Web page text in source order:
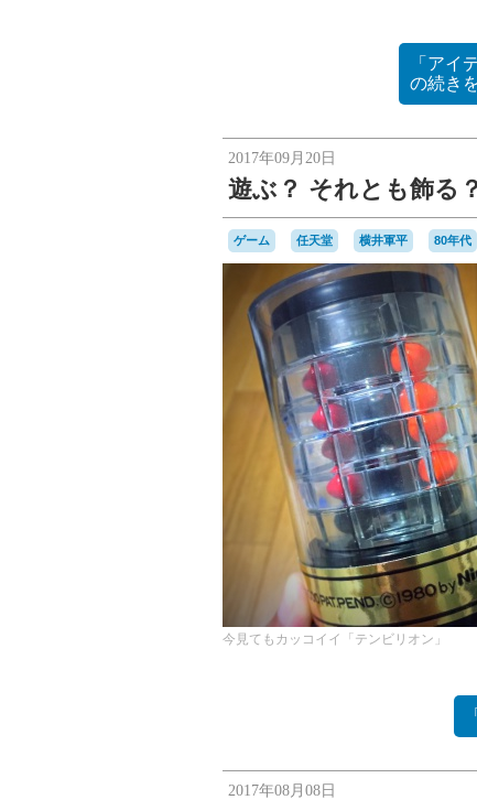
「アイ
の続き
2017年09月20日
遊ぶ？ それとも飾る
ゲーム 任天堂 横井軍平 80年代
今見てもカッコイイ「テンビリオン」
2017年08月08日